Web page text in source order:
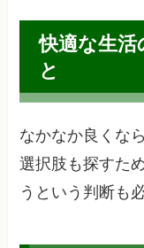
快適な生
と
なかなか良くな
選択肢も探すた
うという判断も